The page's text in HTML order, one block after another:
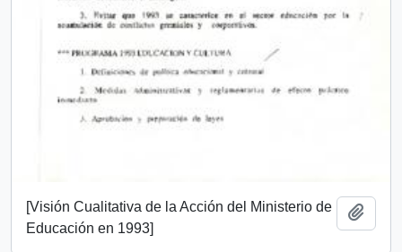
[Visión Cualitativa de la Acción del Ministerio de
Educación en 1993]